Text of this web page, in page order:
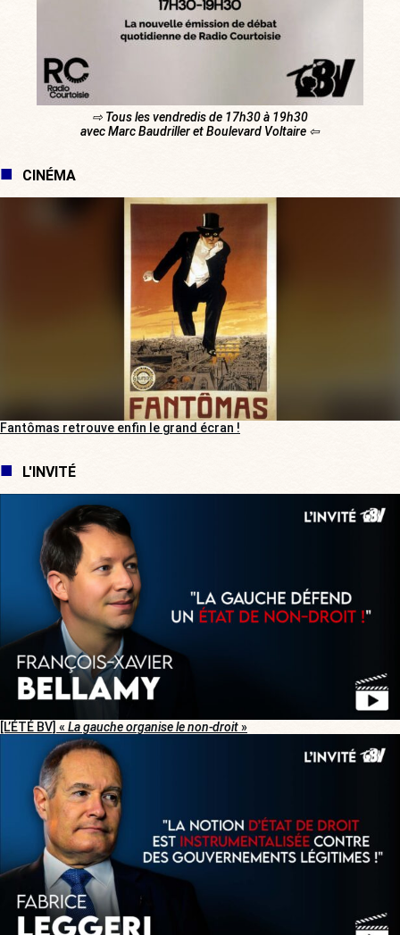
⇨ Tous les vendredis de 17h30 à 19h30
avec Marc Baudriller et Boulevard Voltaire ⇦
CINÉMA
Fantômas retrouve enfin le grand écran !
L'INVITÉ
[L’ÉTÉ BV] « La gauche organise le non-droit»